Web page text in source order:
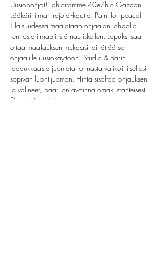
Uusiopohjat! Lahjoitamme 40e/hlö Gazaan
Lääkärit ilman rajoja -kautta. Paint for peace!
Tilaisuudessa maalataan ohjaajan johdolla
rennosta ilmapiiristä nautiskellen. Lopuksi saat
ottaa maalauksen mukaasi tai jättää sen
ohjaajille uusiokäyttöön. Studio & Barin
laadukkaasta juomatarjonnasta valikoit itsellesi
sopivan luontijuoman. Hinta sisältää ohjauksen
ja välineet, baari on avoinna omakustanteisesti.
Ei omia juomia!